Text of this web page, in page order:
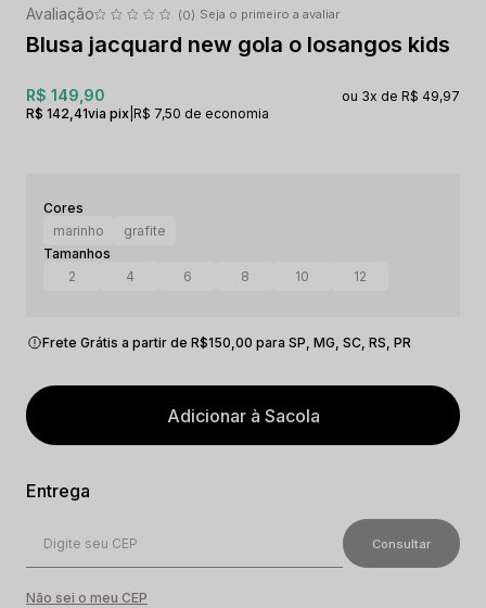
(0) Seja o primeiro a avaliar
Blusa jacquard new gola o losangos kids
R$ 142,41via pix R$ 7,50 de economia
R$ 149,90 3x R$ 49,97
marinho grafite
2 4 6 8 10 12
Adicionar à Sacola
Frete Grátis a partir de R$150,00 para SP, MG, SC, RS, PR
Não sei o meu CEP